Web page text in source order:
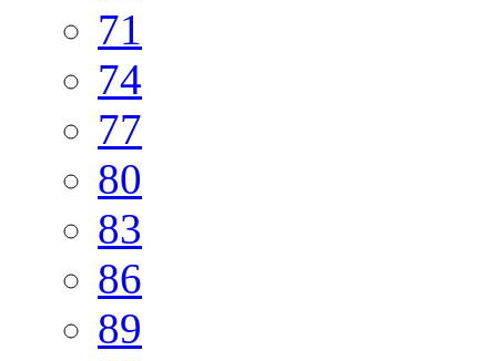
71
74
77
80
83
86
89